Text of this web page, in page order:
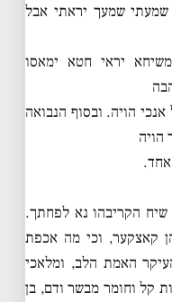
שמעך יראתי אבל
יראי חטא ימאסו
הויה. ובסוף הנבואה
הויה
אחד.
שיח הקריבהו נא לפחתך.
קאצקער, וכי מה אכפת
האמת הלב, ומלאכי
קל וחומר מבשר ודם, בן